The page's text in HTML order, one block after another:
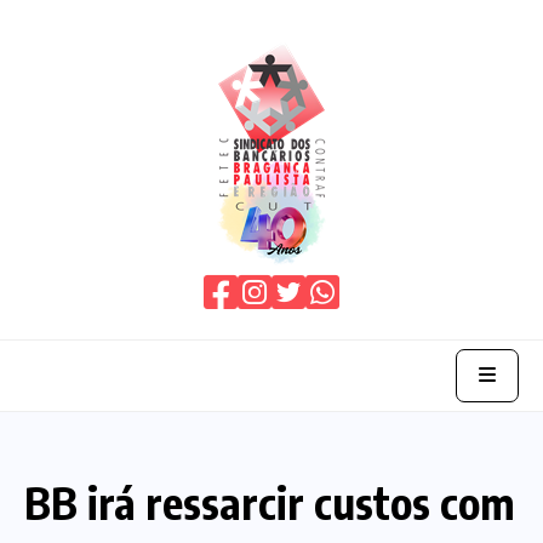
O Sindicato
BB irá ressarcir custos com